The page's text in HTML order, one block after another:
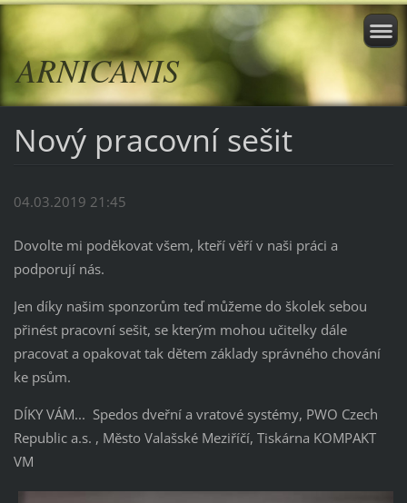
ARNICANIS
Nový pracovní sešit
04.03.2019 21:45
Dovolte mi poděkovat všem, kteří věří v naši práci a
podporují nás.
Jen díky našim sponzorům teď můžeme do školek sebou
přinést pracovní sešit, se kterým mohou učitelky dále
pracovat a opakovat tak dětem základy správného chování
ke psům.
DÍKY VÁM... Spedos dveřní a vratové systémy, PWO Czech
Republic a.s. , Město Valašské Meziříčí, Tiskárna KOMPAKT
VM